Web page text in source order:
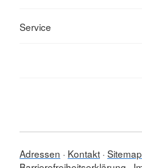
Service
Adressen Kontakt Sitemap